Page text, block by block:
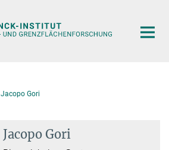
Jacopo Gori
Jacopo Gori